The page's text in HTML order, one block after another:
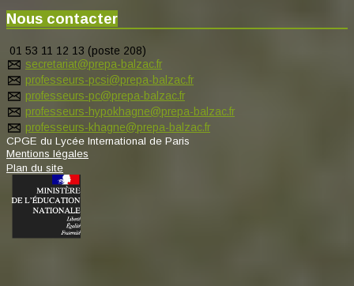
Nous contacter
01 53 11 12 13 (poste 208)
secretariat@prepa-balzac.fr
professeurs-pcsi@prepa-balzac.fr
professeurs-pc@prepa-balzac.fr
professeurs-hypokhagne@prepa-balzac.fr
professeurs-khagne@prepa-balzac.fr
CPGE du Lycée International de Paris
Mentions légales
Plan du site